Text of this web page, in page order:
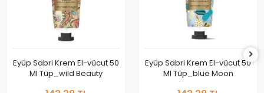
Eyüp Sabri Krem El-vücut 50
Ml Tüp_wild Beauty
Eyüp Sabri Krem El-vücut 50
Ml Tüp_blue Moon